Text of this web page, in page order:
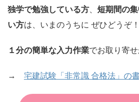
独学で勉強している方
短期間の
い方は、いまのうちに ぜひどうぞ！
１分の簡単な入力作業でお取り寄せ
→ 宅建試験「非常識 合格法」の